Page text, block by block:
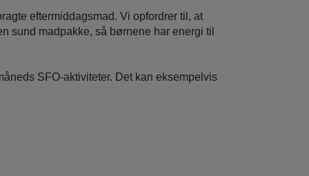
eftermiddagsmad. Vi opfordrer til, at
sund madpakke, så børnene har energi til
SFO-aktiviteter. Det kan eksempelvis